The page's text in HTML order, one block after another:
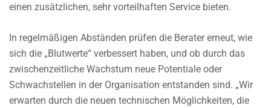
einen zusätzlichen, sehr vorteilhaften Service bieten.
In regelmäßigen Abständen prüfen die Berater erneut, wie
sich die „Blutwerte“ verbessert haben, und ob durch das
zwischenzeitliche Wachstum neue Potentiale oder
Schwachstellen in der Organisation entstanden sind. „Wir
erwarten durch die neuen technischen Möglichkeiten, die